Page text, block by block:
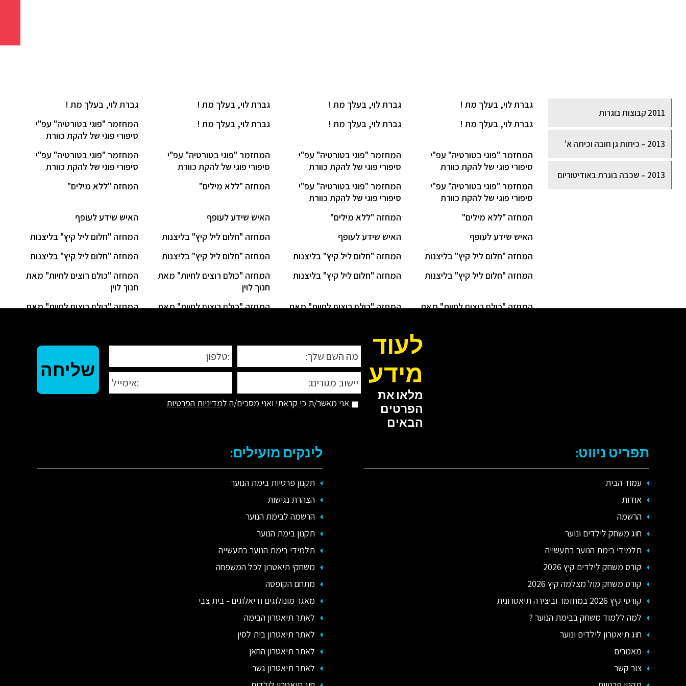
2011 קבוצות בוגרות
2013 – כיתות גן חובה וכיתה א’
2013 – שכבה בוגרת באודיטוריום
גברת לוי, בעלך מת ! גברת לוי, בעלך מת ! גברת לוי, בעלך מת !
גברת לוי, בעלך מת !
גברת לוי, בעלך מת !
גברת לוי, בעלך מת ! גברת לוי, בעלך מת !
המחזמר "פוגי בטורטיה" עפ"י
סיפורי פוגי של להקת כוורת
המחזמר "פוגי בטורטיה" עפ"י
סיפורי פוגי של להקת כוורת
המחזמר "פוגי בטורטיה" עפ"י
סיפורי פוגי של להקת כוורת
המחזמר "פוגי בטורטיה" עפ"י
סיפורי פוגי של להקת כוורת
המחזמר "פוגי בטורטיה" עפ"י
סיפורי פוגי של להקת כוורת
המחזמר "פוגי בטורטיה" עפ"י
סיפורי פוגי של להקת כוורת
המחזמר "פוגי בטורטיה" עפ"י
סיפורי פוגי של להקת כוורת
המחזה "ללא מילים" המחזה "ללא מילים"
המחזה "ללא מילים" המחזה "ללא מילים" האיש שידע לעופף
האיש שידע לעופף
האיש שידע לעופף
האיש שידע לעופף המחזה "חלום ליל קיץ" בליצנות
המחזה "חלום ליל קיץ" בליצנות
המחזה "חלום ליל קיץ" בליצנות
המחזה "חלום ליל קיץ" בליצנות המחזה "חלום ליל קיץ" בליצנות
המחזה "חלום ליל קיץ" בליצנות
המחזה "חלום ליל קיץ" בליצנות
המחזה "חלום ליל קיץ" בליצנות
המחזה "כולם רוצים לחיות" מאת
חנוך לוין
המחזה "כולם רוצים לחיות" מאת
חנוך לוין
המחזה "כולם רוצים לחיות" מאת
המחזה "כולם רוצים לחיות" מאת
המחזה "כולם רוצים לחיות" מאת
המחזה "כולם רוצים לחיות" מאת
לעוד
מידע
מלאו את
הפרטים
הבאים
אני מאשר/ת כי קראתי ואני מסכים/ה למדיניות הפרטיות
תפריט ניווט:
עמוד הבית
אודות
הרשמה
חוג משחק לילדים ונוער
תלמידי בימת הנוער בתעשייה
קורס משחק לילדים קיץ 2026
קורס משחק מול מצלמה קיץ 2026
קורסי קיץ 2026 במחזמר וביצירה תיאטרונית
למה ללמוד משחק בבימת הנוער ?
חוג תיאטרון לילדים ונוער
מאמרים
צור קשר
לינקים מועילים:
תקנון פרטיות בימת הנוער
הצהרת נגישות
הרשמה לבימת הנוער
תקנון בימת הנוער
תלמידי בימת הנוער בתעשייה
משחקי תיאטרון לכל המשפחה
מתחם הקופסה
מאגר מונולוגים ודיאלוגים - בית צבי
לאתר תיאטרון הבימה
לאתר תיאטרון בית לסין
לאתר תיאטרון החאן
לאתר תיאטרון גשר